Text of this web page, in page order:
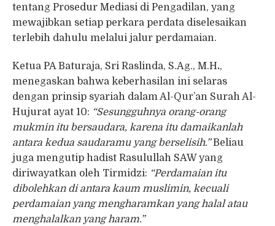
tentang Prosedur Mediasi di Pengadilan, yang
mewajibkan setiap perkara perdata diselesaikan
terlebih dahulu melalui jalur perdamaian.
Ketua PA Baturaja, Sri Raslinda, S.Ag., M.H.,
menegaskan bahwa keberhasilan ini selaras
dengan prinsip syariah dalam Al-Qur’an Surah Al-
Hujurat ayat 10: “Sesungguhnya orang-orang
mukmin itu bersaudara, karena itu damaikanlah
antara kedua saudaramu yang berselisih.”Beliau
juga mengutip hadist Rasulullah SAW yang
diriwayatkan oleh Tirmidzi: “Perdamaian itu
dibolehkan di antara kaum muslimin, kecuali
perdamaian yang mengharamkan yang halal atau
menghalalkan yang haram.”